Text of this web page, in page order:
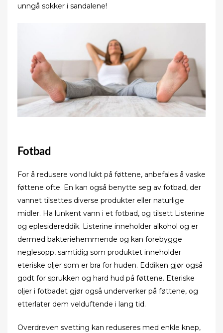
unngå sokker i sandalene!
Fotbad
For å redusere vond lukt på føttene, anbefales å vaske
føttene ofte. En kan også benytte seg av fotbad, der
vannet tilsettes diverse produkter eller naturlige
midler. Ha lunkent vann i et fotbad, og tilsett Listerine
og eplesidereddik. Listerine inneholder alkohol og er
dermed bakteriehemmende og kan forebygge
neglesopp, samtidig som produktet inneholder
eteriske oljer som er bra for huden. Eddiken gjør også
godt for sprukken og hard hud på føttene. Eteriske
oljer i fotbadet gjør også underverker på føttene, og
etterlater dem velduftende i lang tid.
Overdreven svetting kan reduseres med enkle knep,